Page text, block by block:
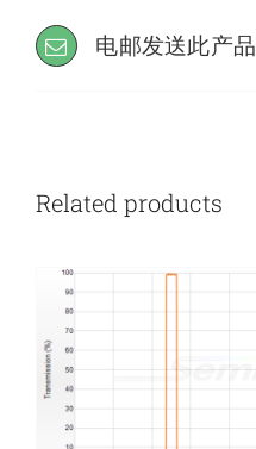
电邮发送此产品
Related products